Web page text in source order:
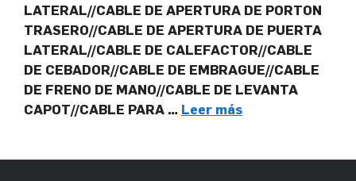
LATERAL//CABLE DE APERTURA DE PORTON
TRASERO//CABLE DE APERTURA DE PUERTA
LATERAL//CABLE DE CALEFACTOR//CABLE
DE CEBADOR//CABLE DE EMBRAGUE//CABLE
DE FRENO DE MANO//CABLE DE LEVANTA
CAPOT//CABLE PARA … Leer más